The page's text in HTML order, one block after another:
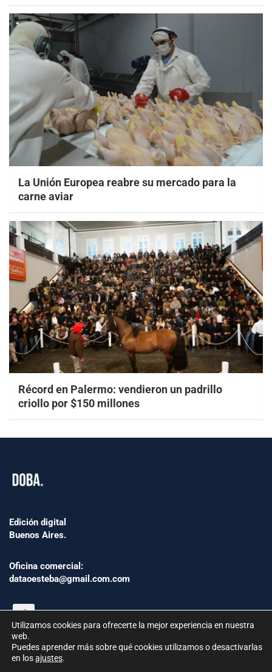
La Unión Europea reabre su mercado para la
carne aviar
Récord en Palermo: vendieron un padrillo
criollo por $150 millones
Edición digital
Buenos Aires.
Oficina comercial:
dataoesteba@gmail.com.com
Utilizamos cookies para ofrecerte la mejor experiencia en nuestra
web.
Puedes aprender más sobre qué cookies utilizamos o desactivarlas
en losajustes.